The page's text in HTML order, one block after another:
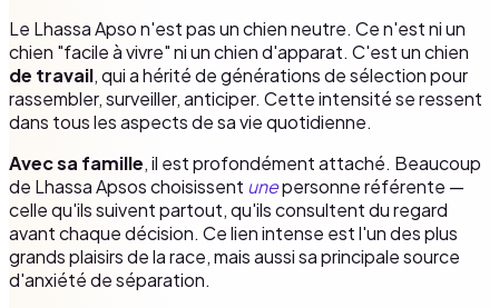
Le Lhassa Apso n'est pas un chien neutre. Ce n'est ni un
chien "facile à vivre" ni un chien d'apparat. C'est un chien
de travail, qui a hérité de générations de sélection pour
rassembler, surveiller, anticiper. Cette intensité se ressent
dans tous les aspects de sa vie quotidienne.
Avec sa famille, il est profondément attaché. Beaucoup
de Lhassa Apsos choisissent unepersonne référente —
celle qu'ils suivent partout, qu'ils consultent du regard
avant chaque décision. Ce lien intense est l'un des plus
grands plaisirs de la race, mais aussi sa principale source
d'anxiété de séparation.